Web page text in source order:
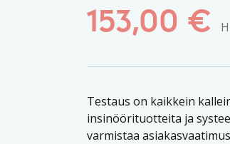
153,00 €
Testaus on kaikkein
insinöörituotteita ja
varmistaa